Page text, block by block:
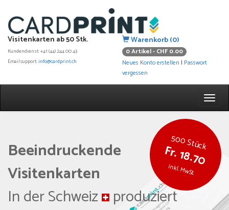
Visitenkarten ab 50 Stk.
Kundendienst: +41 (44) 244 00 43
Emailsupport:info@cardprint.ch
Warenkorb (0)
0 Artikel - CHF 0.00
Neues Konto erstellen | Passwort
vergessen
Beeindruckende
Visitenkarten
In der Schweiz
produziert
500 Stück
Fr. 18.70
inkl. MwSt.